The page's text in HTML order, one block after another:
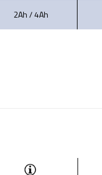
2Ah / 4Ah